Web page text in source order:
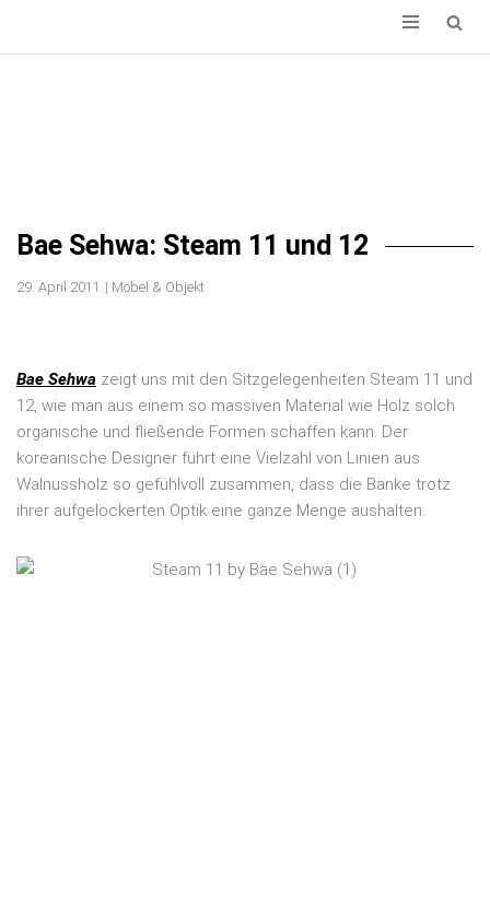
ZUM
Bae Sehwa: Steam 11 und 12
29. April 2011 | Möbel & Objekt
Bae Sehwa zeigt uns mit den Sitzgelegenheiten Steam 11 und
12, wie man aus einem so massiven Material wie Holz solch
organische und fließende Formen schaffen kann. Der
koreanische Designer führt eine Vielzahl von Linien aus
Walnussholz so gefühlvoll zusammen, dass die Bänke trotz
ihrer aufgelockerten Optik eine ganze Menge aushalten.